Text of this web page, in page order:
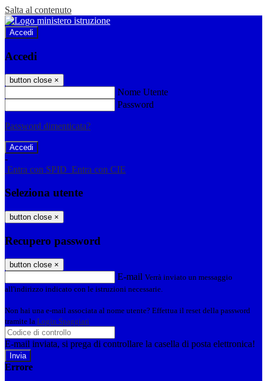
Salta al contenuto
Accedi
Accedi
button close ×
Nome Utente
Password
Password dimenticata?
-
Entra con SPID Entra con CIE
Seleziona utente
button close ×
Recupero password
button close ×
E-mail Verrà inviato un messaggio
all'indirizzo indicato con le istruzioni necessarie.
Non hai una e-mail associata al nome utente? Effettua il reset della password
tramite la Login Spaggiari
E-mail inviata, si prega di controllare la casella di posta elettronica!
Errore